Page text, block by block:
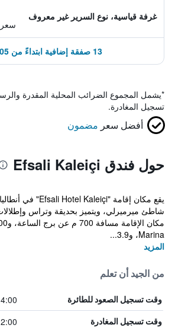
غرفة قياسية، نوع السرير غير معروف
سعر
13 صفقة إضافية ابتداءً من 105 ﷼
*يشمل المجموع الضرائب المحلية المقدرة
تسجيل المغادرة.
أفضل سعر مضمون
حول فندق Efsali Kaleiçi
شاطئ ميرميرلي، ويتميز بحديقة وتراس
Marina، و3.9...
المزيد
من الجيد أن تعلم
وقت تسجيل الصعود للطائرة
وقت تسجيل المغادرة